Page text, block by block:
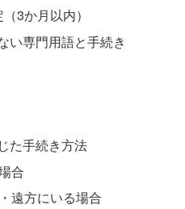
3か月以内）
い専門用語と手続き
た手続き方法
合
遠方にいる場合